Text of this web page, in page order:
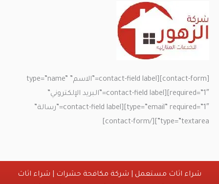
[contact-form][contact-field label=”الاسم” type=”name”
required=”1″][contact-field label=”البريد الإلكتروني”
type=”email” required=”1″][contact-field label=”رسالة”
type=”textarea”][/contact-form]
شراء اثاث مستعمل شركة مكافحة حشرات
شراء اثاث